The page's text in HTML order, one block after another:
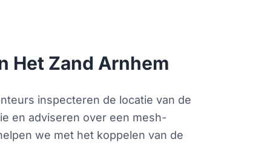
Het Zand Arnhem
inspecteren de locatie van de
en adviseren over een mesh-
we met het koppelen van de